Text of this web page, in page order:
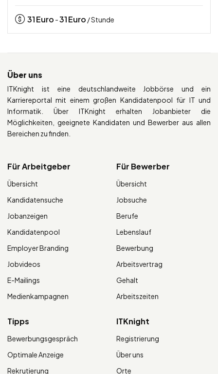
31Euro -31Euro / Stunde
Über uns
ITKnight ist eine deutschlandweite Jobbörse und ein
Karriereportal mit einem großen Kandidatenpool für IT und
Informatik. Über ITKnight erhalten Jobanbieter die
Möglichkeiten, geeignete Kandidaten und Bewerber aus allen
Bereichen zu finden.
Für Arbeitgeber
Übersicht
Kandidatensuche
Jobanzeigen
Kandidatenpool
Employer Branding
Jobvideos
E-Mailings
Medienkampagnen
Für Bewerber
Übersicht
Jobsuche
Berufe
Lebenslauf
Bewerbung
Arbeitsvertrag
Gehalt
Arbeitszeiten
Tipps
Bewerbungsgespräch
Optimale Anzeige
Rekrutierung
ITKnight
Registrierung
Über uns
Orte